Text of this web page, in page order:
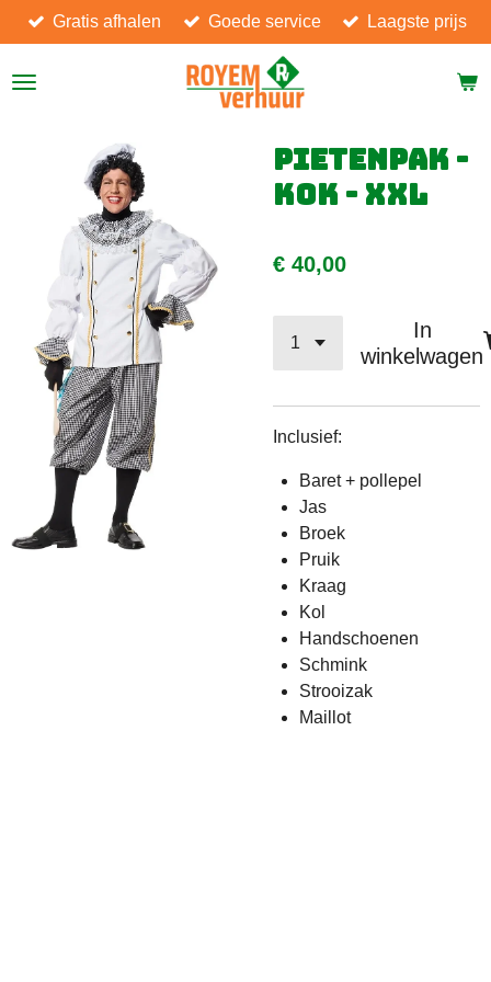
Ga
direct
naar
Gratis afhalen Goede service Laagste prijs
Pietenpak -
Kok - XXL
€ 40,00
In
winkelwagen
Inclusief:
Baret + pollepel
Jas
Broek
Pruik
Kraag
Kol
Handschoenen
Schmink
Strooizak
Maillot